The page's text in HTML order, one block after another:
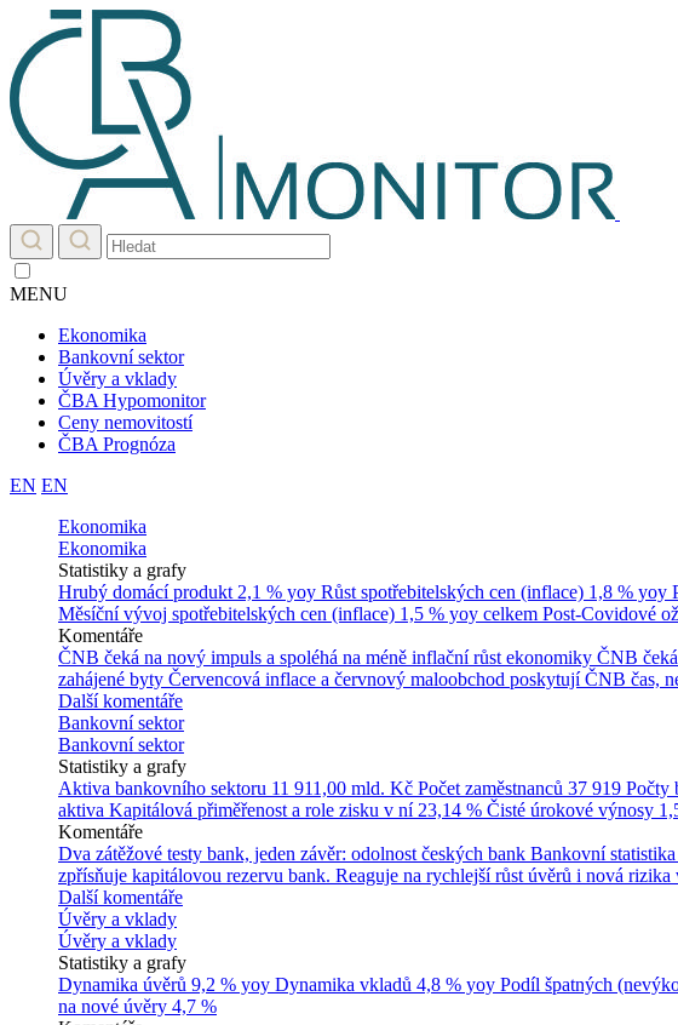
MENU
Ekonomika
Bankovní sektor
Úvěry a vklady
ČBA Hypomonitor
Ceny nemovitostí
ČBA Prognóza
EN EN
Ekonomika
Ekonomika
Statistiky a grafy
Hrubý domácí produkt 2,1 % yoy Růst spotřebitelských cen (inflace) 1,8 % yoy
Měsíční vývoj spotřebitelských cen (inflace) 1,5 % yoy celkem Post-Covidové
Komentáře
ČNB čeká na nový impuls a spoléhá na méně inflační růst ekonomiky ČNB
zahájené byty Červencová inflace a červnový maloobchod poskytují ČNB čas,
Další komentáře
Bankovní sektor
Bankovní sektor
Statistiky a grafy
Aktiva bankovního sektoru 11 911,00 mld. Kč Počet zaměstnanců 37 919 Počty
aktiva Kapitálová přiměřenost a role zisku v ní 23,14 % Čisté úrokové výnosy
Komentáře
Dva zátěžové testy bank, jeden závěr: odolnost českých bank Bankovní
zpřísňuje kapitálovou rezervu bank. Reaguje na rychlejší růst úvěrů i nová rizika
Další komentáře
Úvěry a vklady
Úvěry a vklady
Statistiky a grafy
Dynamika úvěrů 9,2 % yoy Dynamika vkladů 4,8 % yoy Podíl špatných
na nové úvěry 4,7 %